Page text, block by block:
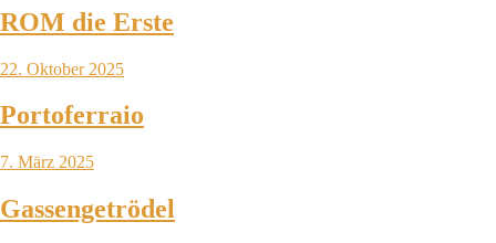
ROM die Erste
22. Oktober 2025
Portoferraio
7. März 2025
Gassengetrödel